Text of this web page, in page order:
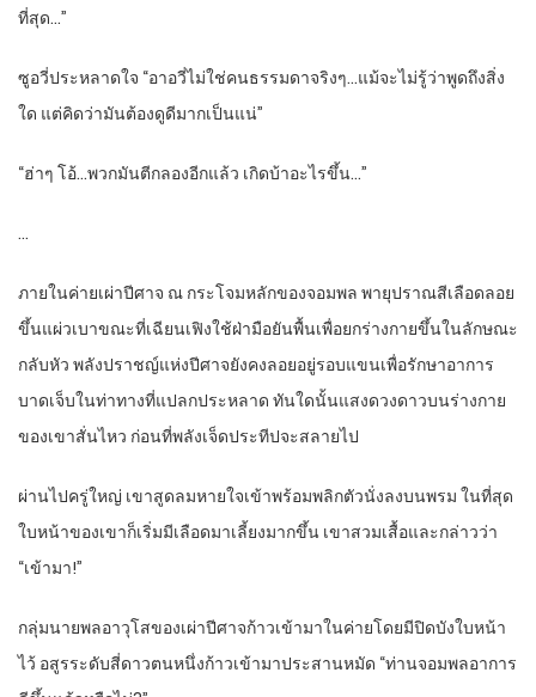
ที่สุด…”
ซูอวี่ประหลาดใจ “อาอวี่ไม่ใช่คนธรรมดาจริงๆ…แม้จะไม่รู้ว่าพูดถึงสิ่ง
ใด แต่คิดว่ามันต้องดูดีมากเป็นแน่”
“ฮ่าๆ โอ้…พวกมันตีกลองอีกแล้ว เกิดบ้าอะไรขึ้น…”
…
ภายในค่ายเผ่าปีศาจ ณ กระโจมหลักของจอมพล พายุปราณสีเลือดลอย
ขึ้นแผ่วเบาขณะที่เฉียนเฟิงใช้ฝ่ามือยันพื้นเพื่อยกร่างกายขึ้นในลักษณะ
กลับหัว พลังปราชญ์แห่งปีศาจยังคงลอยอยู่รอบแขนเพื่อรักษาอาการ
บาดเจ็บในท่าทางที่แปลกประหลาด ทันใดนั้นแสงดวงดาวบนร่างกาย
ของเขาสั่นไหว ก่อนที่พลังเจ็ดประทีปจะสลายไป
ผ่านไปครู่ใหญ่ เขาสูดลมหายใจเข้าพร้อมพลิกตัวนั่งลงบนพรม ในที่สุด
ใบหน้าของเขาก็เริ่มมีเลือดมาเลี้ยงมากขึ้น เขาสวมเสื้อและกล่าวว่า
“เข้ามา!”
กลุ่มนายพลอาวุโสของเผ่าปีศาจก้าวเข้ามาในค่ายโดยมีปิดบังใบหน้า
ไว้ อสูรระดับสี่ดาวตนหนึ่งก้าวเข้ามาประสานหมัด “ท่านจอมพลอาการ